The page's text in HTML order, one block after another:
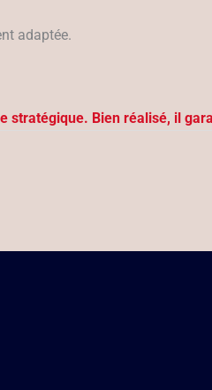
adaptée.
stratégique. Bien réalisé, il